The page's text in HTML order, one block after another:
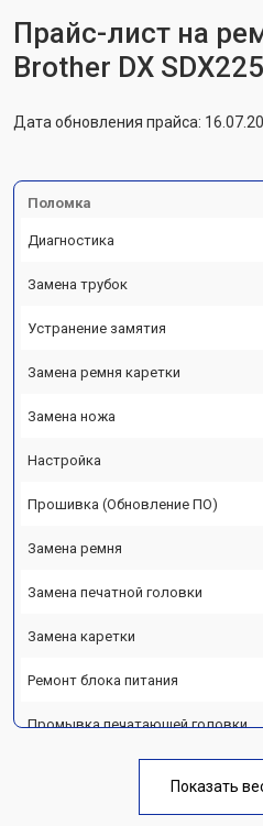
Прайс-лист на
Brother DX
Дата обновления прайса:
Поломка
Диагностика
Замена трубок
Устранение замятия
Замена ремня каретки
Замена ножа
Настройка
Прошивка (Обновление ПО)
Замена ремня
Замена печатной головки
Замена каретки
Ремонт блока питания
Промывка печатающей головки
Показать